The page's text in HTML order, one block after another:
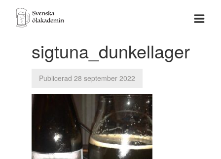
sigtuna_dunkellager
Publicerad 28 september 2022